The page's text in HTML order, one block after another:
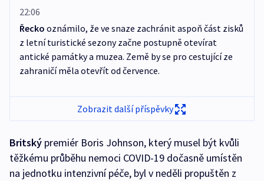
22:06
Řecko oznámilo, že ve snaze zachránit aspoň část zisků
z letní turistické sezony začne postupně otevírat
antické památky a muzea. Země by se pro cestující ze
zahraničí měla otevřít od července.
Zobrazit další příspěvky
Britský premiér Boris Johnson, který musel být kvůli
těžkému průběhu nemoci COVID-19 dočasně umístěn
na jednotku intenzivní péče, byl v neděli propuštěn z